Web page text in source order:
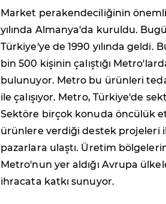
Market perakendeciliğinin
yılında Almanya'da kuruldu.
Türkiye'ye de 1990 yılında geldi.
bin 500 kişinin çalıştığı
bulunuyor. Metro bu ürünleri
ile çalışıyor. Metro, Türkiye'de
Sektöre birçok konuda öncülük
ürünlere verdiği destek projeleri
pazarlara ulaştı. Üretim
Metro'nun yer aldığı Avrupa
ihracata katkı sunuyor.